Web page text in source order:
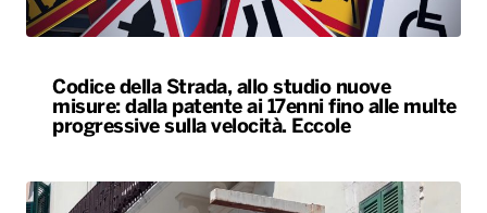
Codice della Strada, allo studio nuove
misure: dalla patente ai 17enni fino alle multe
progressive sulla velocità. Eccole